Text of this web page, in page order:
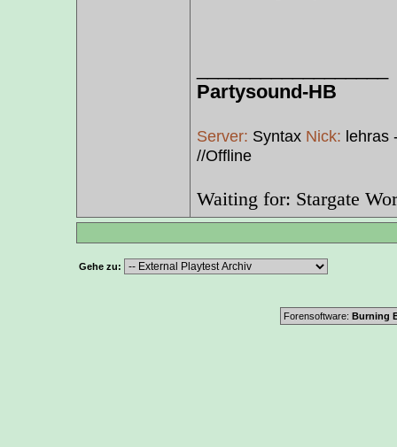
Partysound-HB
Server: Syntax Nick: lehras
//Offline
Waiting for: Stargate
Gehe zu:
Forensoftware: Burning